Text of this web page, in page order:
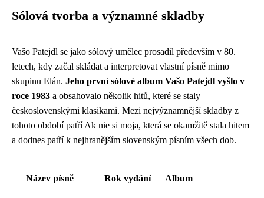
Sólová tvorba a významné skladby
Vašo Patejdl se jako sólový umělec prosadil především v 80.
letech, kdy začal skládat a interpretovat vlastní písně mimo
skupinu Elán. Jeho první sólové album Vašo Patejdl vyšlo v
roce 1983 a obsahovalo několik hitů, které se staly
československými klasikami. Mezi nejvýznamnější skladby z
tohoto období patří Ak nie si moja, která se okamžitě stala hitem
a dodnes patří k nejhranějším slovenským písním všech dob.
Název písně Rok vydání Album